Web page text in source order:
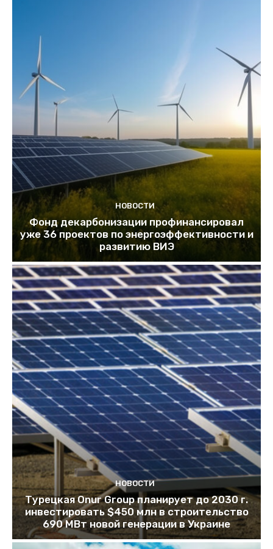
НОВОСТИ
Фонд декарбонизации профинансировал
уже 36 проектов по энергоэффективности и
развитию ВИЭ
НОВОСТИ
Турецкая Onur Group планирует до 2030 г.
инвестировать $450 млн в строительство
690 МВт новой генерации в Украине